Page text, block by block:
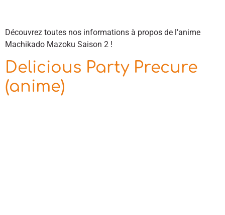
Découvrez toutes nos informations à propos de l’anime
Machikado Mazoku Saison 2 !
Delicious Party Precure
(anime)